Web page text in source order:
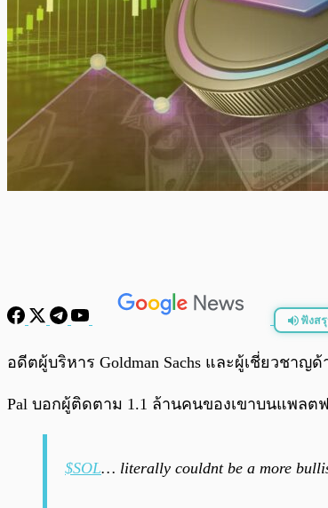
ฟังส
พร้อมเล่น
อดีตผู้บริหาร Goldman Sachs และผู้เชี่ยวชา
Pal บอกผู้ติดตาม 1.1 ล้านคนของเขาบนแพลต
$SOL… literally couldnt be a more